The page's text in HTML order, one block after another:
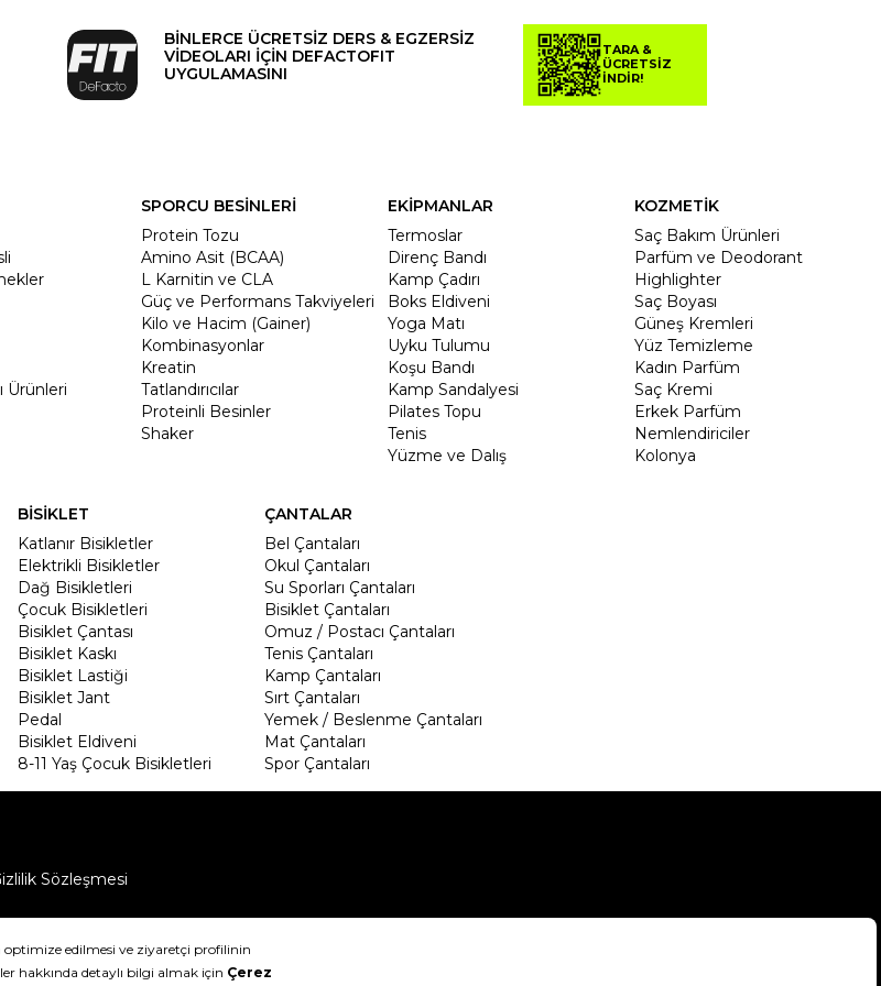
BİNLERCE ÜCRETSİZ DERS & EGZERSİZ
VİDEOLARI İÇİN DEFACTOFIT
UYGULAMASINI
TARA &
ÜCRETSİZ
İNDİR!
Ürünleri
SPORCU BESİNLERİ
Protein Tozu
Amino Asit (BCAA)
L Karnitin ve CLA
Güç ve Performans Takviyeleri
Kilo ve Hacim (Gainer)
Kombinasyonlar
Kreatin
Tatlandırıcılar
Proteinli Besinler
Shaker
EKİPMANLAR
Termoslar
Direnç Bandı
Kamp Çadırı
Boks Eldiveni
Yoga Matı
Uyku Tulumu
Koşu Bandı
Kamp Sandalyesi
Pilates Topu
Tenis
Yüzme ve Dalış
KOZMETİK
Saç Bakım Ürünleri
Parfüm ve Deodorant
Highlighter
Saç Boyası
Güneş Kremleri
Yüz Temizleme
Kadın Parfüm
Saç Kremi
Erkek Parfüm
Nemlendiriciler
Kolonya
BİSİKLET
Katlanır Bisikletler
Elektrikli Bisikletler
Dağ Bisikletleri
Çocuk Bisikletleri
Bisiklet Çantası
Bisiklet Kaskı
Bisiklet Lastiği
Bisiklet Jant
Pedal
Bisiklet Eldiveni
8-11 Yaş Çocuk Bisikletleri
ÇANTALAR
Bel Çantaları
Okul Çantaları
Su Sporları Çantaları
Bisiklet Çantaları
Omuz / Postacı Çantaları
Tenis Çantaları
Kamp Çantaları
Sırt Çantaları
Yemek / Beslenme Çantaları
Mat Çantaları
Spor Çantaları
Sözleşmesi